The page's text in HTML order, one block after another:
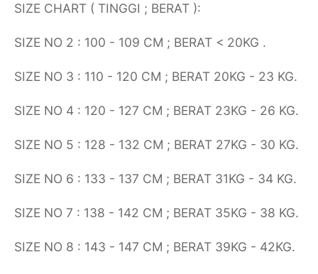
SIZE CHART ( TINGGI ; BERAT ):
SIZE NO 2 : 100 - 109 CM ; BERAT < 20KG .
SIZE NO 3 : 110 - 120 CM ; BERAT 20KG - 23 KG.
SIZE NO 4 : 120 - 127 CM ; BERAT 23KG - 26 KG.
SIZE NO 5 : 128 - 132 CM ; BERAT 27KG - 30 KG.
SIZE NO 6 : 133 - 137 CM ; BERAT 31KG - 34 KG.
SIZE NO 7 : 138 - 142 CM ; BERAT 35KG - 38 KG.
SIZE NO 8 : 143 - 147 CM ; BERAT 39KG - 42KG.